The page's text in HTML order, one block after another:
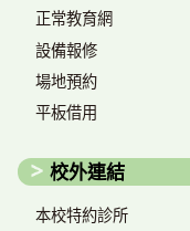
正常教育網
設備報修
場地預約
平板借用
校外連結
本校特約診所